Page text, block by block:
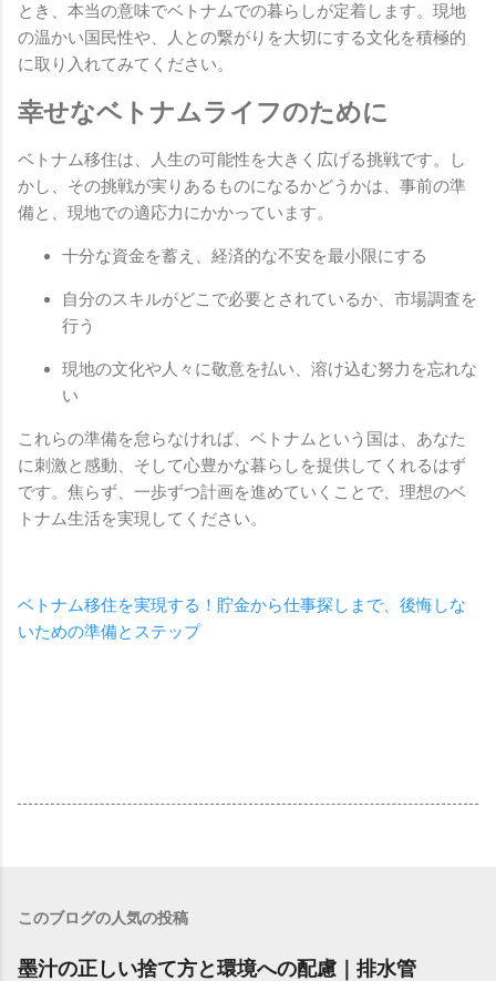
とき、本当の意味でベトナムでの暮らしが定着します。現地
の温かい国民性や、人との繋がりを大切にする文化を積極的
に取り入れてみてください。
幸せなベトナムライフのために
ベトナム移住は、人生の可能性を大きく広げる挑戦です。し
かし、その挑戦が実りあるものになるかどうかは、事前の準
備と、現地での適応力にかかっています。
十分な資金を蓄え、経済的な不安を最小限にする
自分のスキルがどこで必要とされているか、市場調査を
行う
現地の文化や人々に敬意を払い、溶け込む努力を忘れな
い
これらの準備を怠らなければ、ベトナムという国は、あなた
に刺激と感動、そして心豊かな暮らしを提供してくれるはず
です。焦らず、一歩ずつ計画を進めていくことで、理想のベ
トナム生活を実現してください。
ベトナム移住を実現する！貯金から仕事探しまで、後悔しな
いための準備とステップ
このブログの人気の投稿
墨汁の正しい捨て方と環境への配慮｜排水管